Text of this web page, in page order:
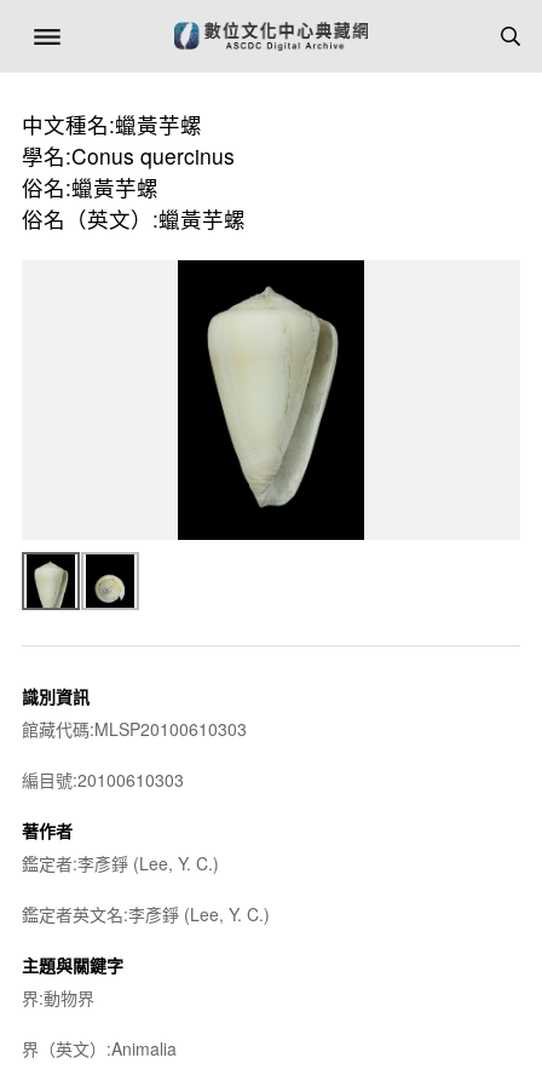
中文種名:蠟黃芋螺
學名:Conus quercinus
俗名:蠟黃芋螺
俗名（英文）:蠟黃芋螺
識別資訊
館藏代碼:MLSP20100610303
編目號:20100610303
著作者
鑑定者:李彥錚 (Lee, Y. C.)
鑑定者英文名:李彥錚 (Lee, Y. C.)
主題與關鍵字
界:動物界
界（英文）:Animalia